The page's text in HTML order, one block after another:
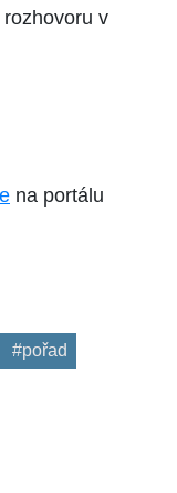
v
na portálu
#pořad